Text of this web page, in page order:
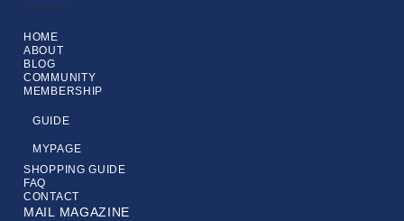
HOME
ABOUT
BLOG
COMMUNITY
MEMBERSHIP
GUIDE
MYPAGE
SHOPPING GUIDE
FAQ
CONTACT
MAIL MAGAZINE